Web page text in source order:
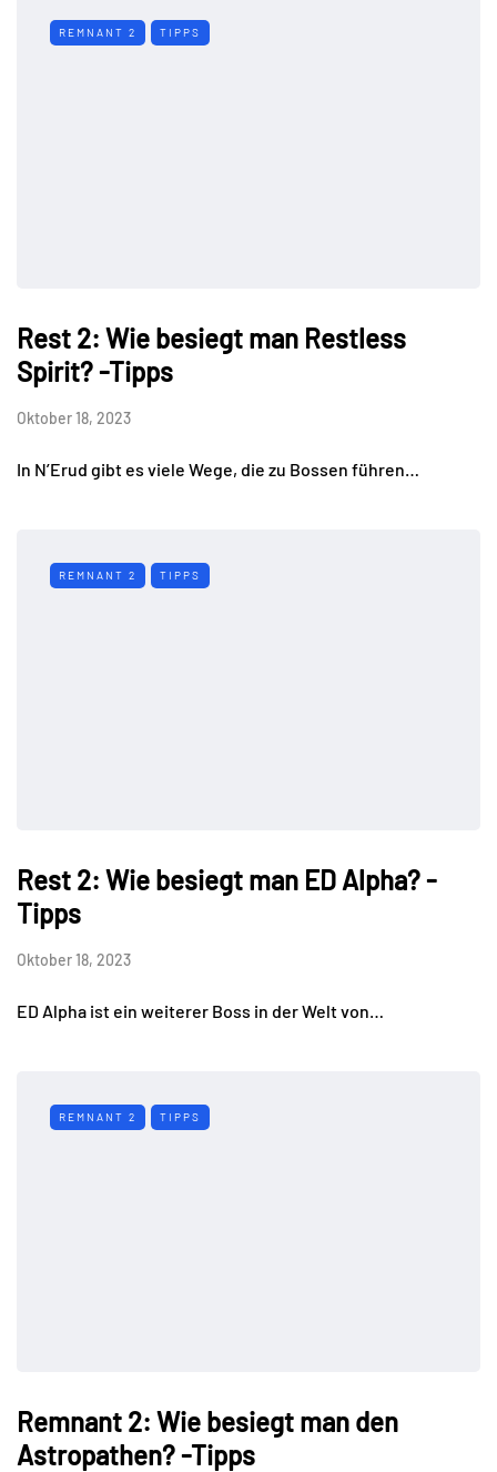
REMNANT 2 TIPPS
Rest 2: Wie besiegt man Restless
Spirit? -Tipps
Oktober 18, 2023
In N’Erud gibt es viele Wege, die zu Bossen führen…
REMNANT 2 TIPPS
Rest 2: Wie besiegt man ED Alpha? -
Tipps
Oktober 18, 2023
ED Alpha ist ein weiterer Boss in der Welt von…
REMNANT 2 TIPPS
Remnant 2: Wie besiegt man den
Astropathen? -Tipps